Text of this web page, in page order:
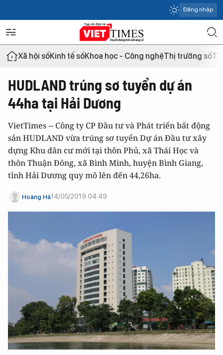
Đăng nhập
Xã hội sốKinh tế sốKhoa học - Công nghệThị trường số
HUDLAND trúng sơ tuyển dự án
44ha tại Hải Dương
VietTimes -- Công ty CP Đầu tư và Phát triển bất động
sản HUDLAND vừa trúng sơ tuyển Dự án Đầu tư xây
dựng Khu dân cư mới tại thôn Phủ, xã Thái Học và
thôn Thuận Đông, xã Bình Minh, huyện Bình Giang,
tỉnh Hải Dương quy mô lên đến 44,26ha.
Hoàng Hà14/05/2019 04:49